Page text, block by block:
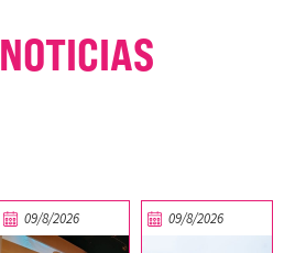
NOTICIAS
09/8/2026 09/8/2026